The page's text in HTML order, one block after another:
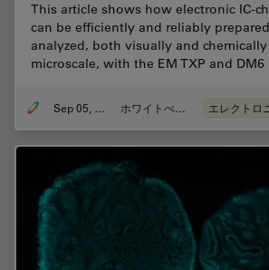
This article shows how electronic IC-
can be efficiently and reliably
analyzed, both visually and
microscale, with the EM TXP and
Sep 05, 2023 ホワイトぺーパー